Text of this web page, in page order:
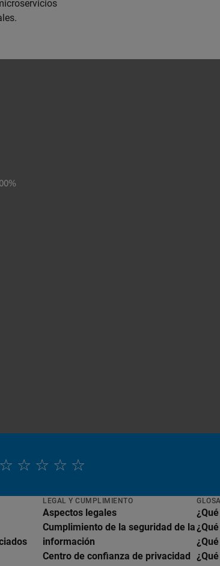
LEGAL Y CUMPLIMIENTO
Aspectos legales
Cumplimiento de la seguridad de la
información
Centro de confianza de privacidad